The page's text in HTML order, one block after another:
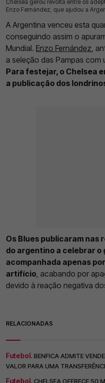
Chelsea gerou revolta entre os
Enzo Fernández, que ajudou a
16 Jul 2026 | 16:56 | 0
A Argentina venceu esta
conseguindo assim o
Mundial. Enzo Fernández ,
a seleção das Pampas com
Para festejar, o Chelsea
a publicação dos
Os Blues publicaram nas
do argentino a celebrar o
acompanhada apenas
artifício , acabando por
devido à reação negativa
RELACIONADAS
Futebol. BENFICA ADMITE
VALOR PARA UMA
Futebol. CHELSEA OFERECE 50